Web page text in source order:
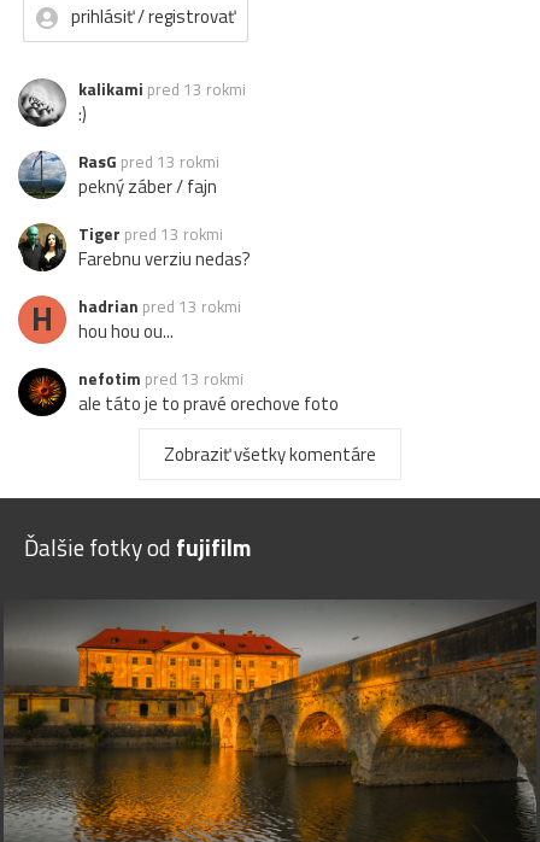
prihlásiť / registrovať
kalikami pred 13 rokmi
:)
RasG pred 13 rokmi
pekný záber / fajn
Tiger pred 13 rokmi
Farebnu verziu nedas?
H hadrian pred 13 rokmi
hou hou ou...
nefotim pred 13 rokmi
ale táto je to pravé orechove foto
BUBNUphotopred 13 rokmi
Veľmi pekný záber!
pred 13 rokmi
-:)
reny5193pred 13 rokmi
pekné foto
BUBNUphoto pred 13 rokmi
páči sa mi
Iveta-Zdenkopred 13 rokmi
Zobraziť všetky komentáre
Ďalšie fotky od fujifilm